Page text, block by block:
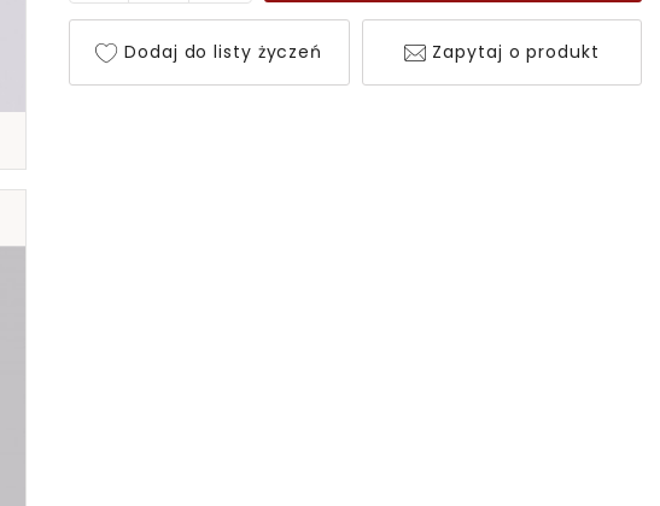
Dodaj do listy życzeń Zapytaj o produkt